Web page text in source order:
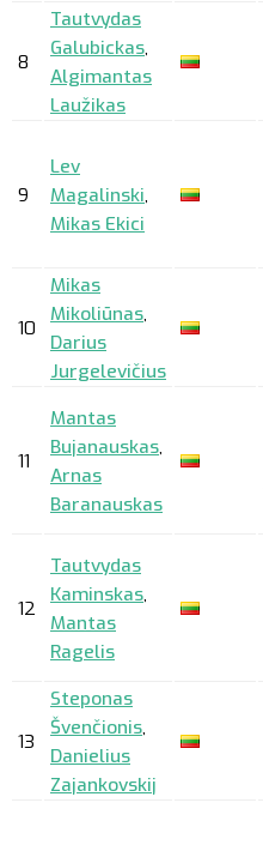
8
Tautvydas
Galubickas,
Algimantas
Laužikas
9
Lev
Magalinski,
Mikas Ekici
10
Mikas
Mikoliūnas,
Darius
Jurgelevičius
11
Mantas
Bujanauskas,
Arnas
Baranauskas
12
Tautvydas
Kaminskas,
Mantas
Ragelis
13
Steponas
Švenčionis,
Danielius
Zajankovskij